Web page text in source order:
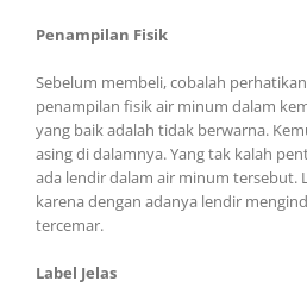
Penampilan Fisik
Sebelum membeli, cobalah
penampilan fisik air minum dalam
yang baik adalah tidak berwarna.
asing di dalamnya. Yang tak kalah
ada lendir dalam air minum tersebut.
karena dengan adanya lendir
tercemar.
Label Jelas